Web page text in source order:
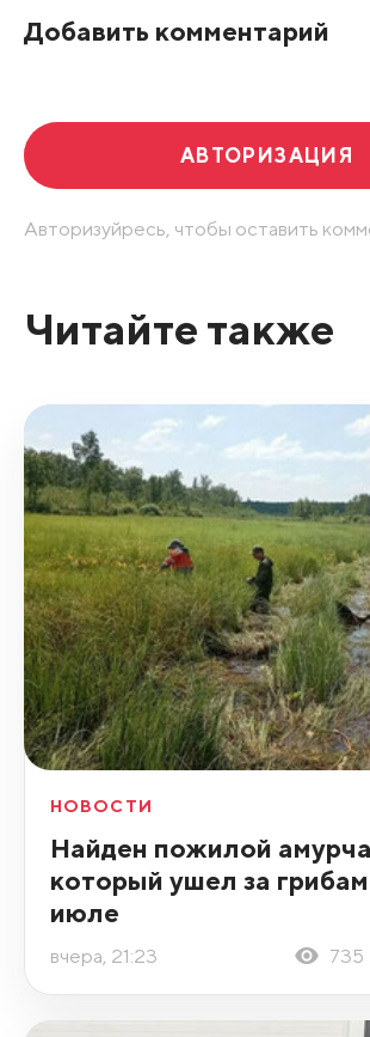
Добавить комментарий
АВТОРИЗАЦИЯ
Авторизуйресь, чтобы оставить
Читайте также
НОВОСТИ
Найден пожилой
который ушел за
июле
вчера, 21:23 735